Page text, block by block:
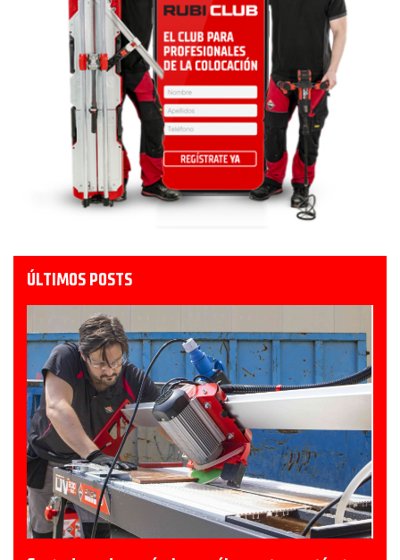
ÚLTIMOS POSTS